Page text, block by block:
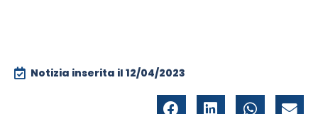
Notizia inserita il 12/04/2023